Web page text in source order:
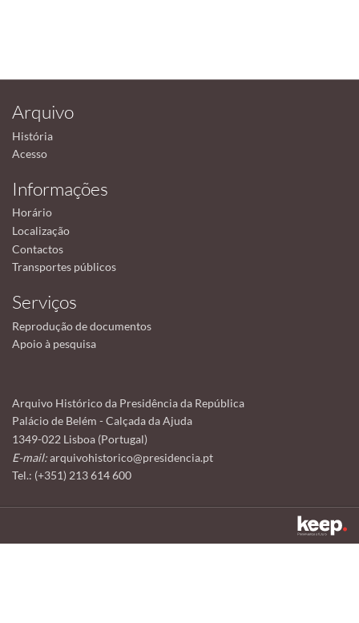
Arquivo
História
Acesso
Informações
Horário
Localização
Contactos
Transportes públicos
Serviços
Reprodução de documentos
Apoio à pesquisa
Arquivo Histórico da Presidência da República
Palácio de Belém - Calçada da Ajuda
1349-022 Lisboa (Portugal)
E-mail:arquivohistorico@presidencia.pt
Tel.: (+351) 213 614 600